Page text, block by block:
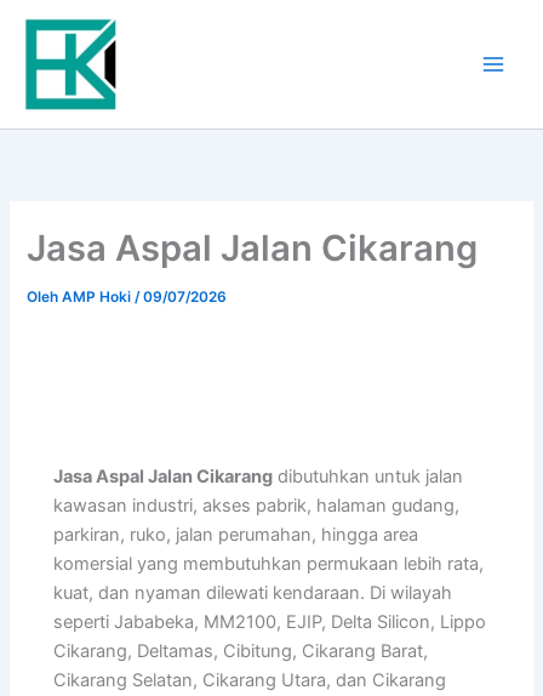
Lewati
konten
Jasa Aspal Jalan Cikarang
OlehAMP Hoki/09/07/2026
Jasa Aspal Jalan Cikarang dibutuhkan untuk jalan
kawasan industri, akses pabrik, halaman gudang,
parkiran, ruko, jalan perumahan, hingga area
komersial yang membutuhkan permukaan lebih rata,
kuat, dan nyaman dilewati kendaraan. Di wilayah
seperti Jababeka, MM2100, EJIP, Delta Silicon, Lippo
Cikarang, Deltamas, Cibitung, Cikarang Barat,
Cikarang Selatan, Cikarang Utara, dan Cikarang